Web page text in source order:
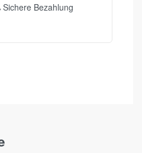
Sichere Bezahlung